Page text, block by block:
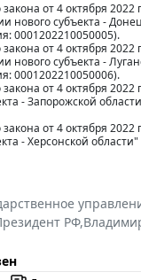
от 4 октября
нового субъекта -
0001202210050005).
от 4 октября
нового субъекта -
0001202210050006).
от 4 октября
- Запорожской
от 4 октября
- Херсонской
РФ,